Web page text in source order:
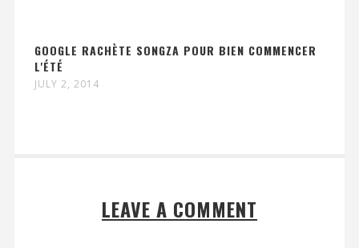
GOOGLE RACHÈTE SONGZA POUR BIEN COMMENCER
L'ÉTÉ
JULY 2, 2014
LEAVE A COMMENT